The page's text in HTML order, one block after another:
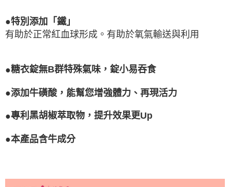
●特別添加「鐵」
有助於正常紅血球形成。有助於氧氣輸送與利用
●糖衣錠無B群特殊氣味，錠小易吞食
●添加牛磺酸，能幫您增強體力、再現活力
●專利黑胡椒萃取物，提升效果更Up
●本產品含牛成分